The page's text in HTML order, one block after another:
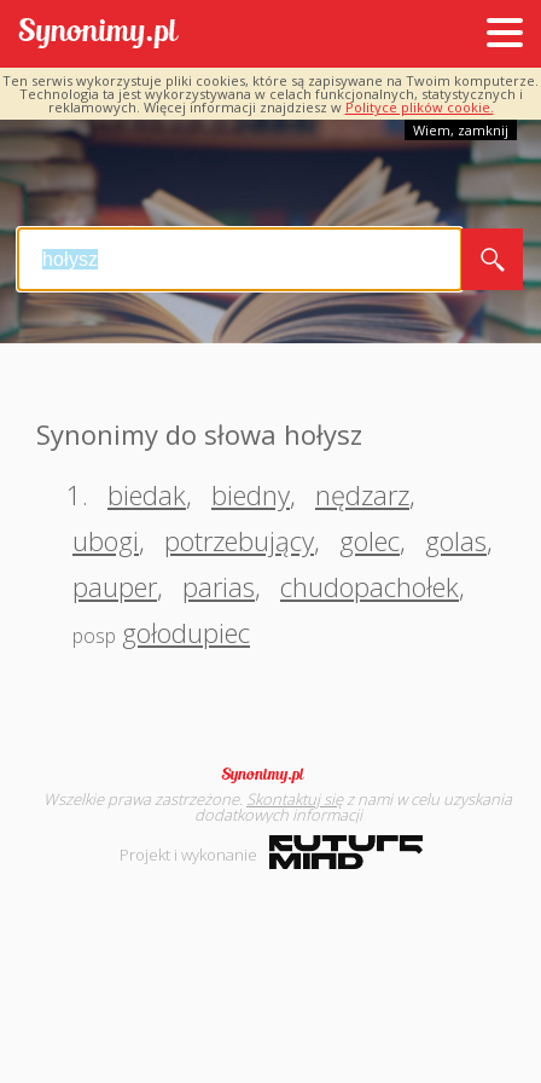
Ten serwis wykorzystuje pliki cookies, które są zapisywane na Twoim komputerze.
Technologia ta jest wykorzystywana w celach funkcjonalnych, statystycznych i
reklamowych. Więcej informacji znajdziesz w Polityce plików cookie.
Wiem, zamknij
Synonimy do słowa hołysz
1.
biedak, biedny, nędzarz,
ubogi, potrzebujący, golec, golas,
pauper, parias, chudopachołek,
posp gołodupiec
Wszelkie prawa zastrzeżone. Skontaktuj sięz nami w celu uzyskania
dodatkowych informacji
Projekt i wykonanie